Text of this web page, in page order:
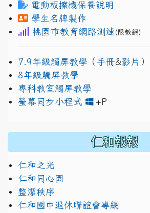
電動板擦機保養說明
學生名牌製作
桃園市教育網路測速 (限教網)
7.9年級觸屏教學 （ 手冊&影片 ）
8年級觸屏教學
專科教室觸屏教學
螢幕同步小程式
+P
仁和報報
仁和之光
仁和同心園
整潔秩序
仁和國中退休聯誼會專網